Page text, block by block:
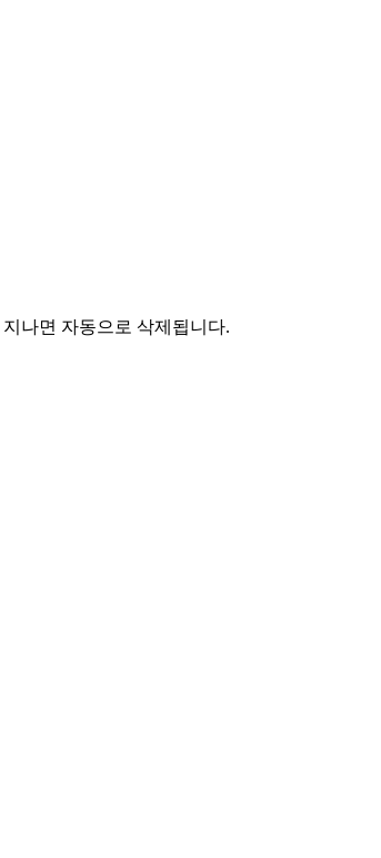
나면 자동으로 삭제됩니다.